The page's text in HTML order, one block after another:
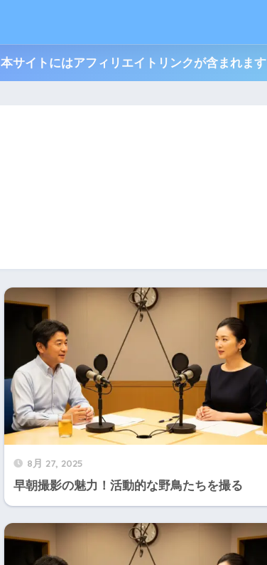
本サイトにはアフィリエイトリンクが含まれます
8月 27, 2025
早朝撮影の魅力！活動的な野鳥たちを撮る